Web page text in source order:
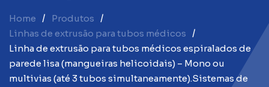
Home
Produtos
Linhas de extrusão para tubos médicos
Linha de extrusão para tubos médicos espiralados de
parede lisa (mangueiras helicoidais) – Mono ou
multivias (até 3 tubos simultaneamente).Sistemas de